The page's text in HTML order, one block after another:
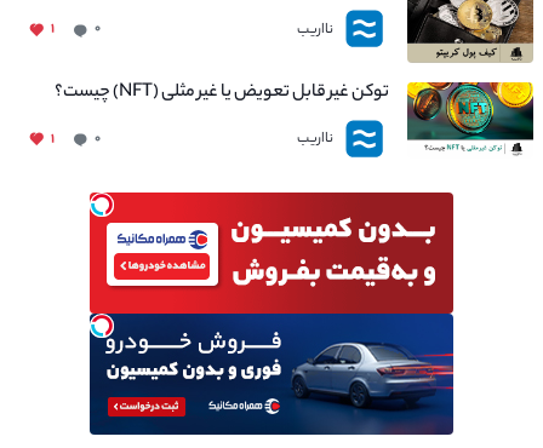
نااریب ۰ ۱
توکن غیر قابل تعویض یا غیر مثلی (NFT) چیست؟
نااریب ۰ ۱